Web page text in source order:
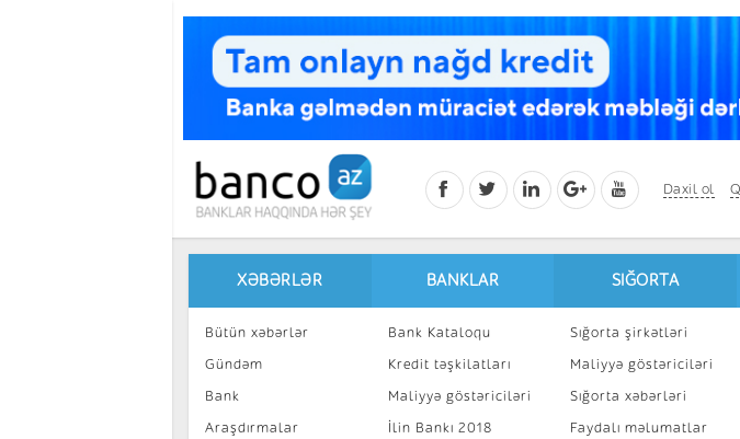
Daxil ol
XƏBƏRLƏR
Bütün xəbərlər
Gündəm
Bank
Araşdırmalar
BANKLAR
Bank Kataloqu
Kredit təşkilatları
Maliyyə göstəriciləri
İlin Bankı 2018
SIĞORTA
Sığorta şirkətləri
Maliyyə göstəriciləri
Sığorta xəbərləri
Faydalı məlumatlar